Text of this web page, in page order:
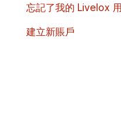
忘記了我的 Livelox
建立新賬戶